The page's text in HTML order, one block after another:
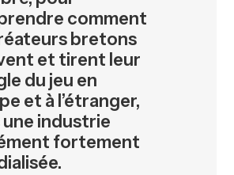
comment
bretons
et tirent leur
du jeu en
et à l’étranger,
une industrie
fortement